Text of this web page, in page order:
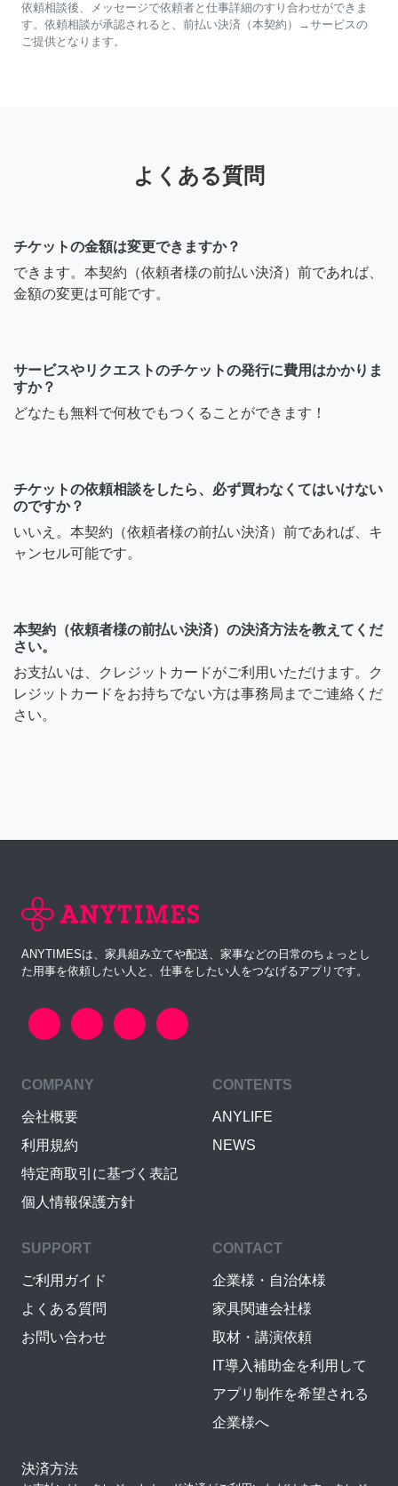
依頼相談後、メッセージで依頼者と仕事詳細のすり合わせができま
す。依頼相談が承認されると、前払い決済（本契約）→サービスの
ご提供となります。
よくある質問
チケットの金額は変更できますか？
できます。本契約（依頼者様の前払い決済）前であれば、
金額の変更は可能です。
サービスやリクエストのチケットの発行に費用はかかりま
すか？
どなたも無料で何枚でもつくることができます！
チケットの依頼相談をしたら、必ず買わなくてはいけない
のですか？
いいえ。本契約（依頼者様の前払い決済）前であれば、キ
ャンセル可能です。
本契約（依頼者様の前払い決済）の決済方法を教えてくだ
さい。
お支払いは、クレジットカードがご利用いただけます。ク
レジットカードをお持ちでない方は事務局までご連絡くだ
さい。
ANYTIMESは、家具組み立てや配送、家事などの日常のちょっとし
た用事を依頼したい人と、仕事をしたい人をつなげるアプリです。
COMPANY
会社概要
利用規約
特定商取引に基づく表記
個人情報保護方針
CONTENTS
ANYLIFE
NEWS
SUPPORT
ご利用ガイド
よくある質問
お問い合わせ
CONTACT
企業様・自治体様
家具関連会社様
取材・講演依頼
IT導入補助金を利用して
アプリ制作を希望される
企業様へ
決済方法